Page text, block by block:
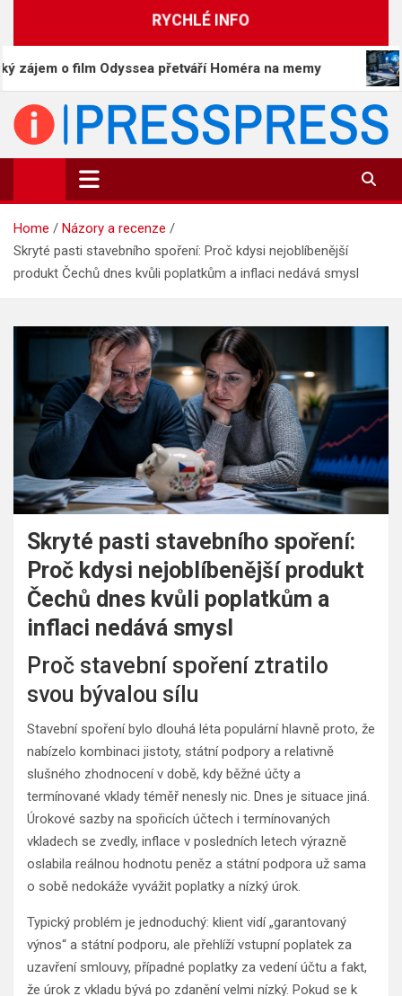
RYCHLÉ INFO
Odyssea přetváří Homéra na memy Čína
PressPress.cz
Vaše zprávy v souvislostech
Home
Názory a recenze
Skryté pasti stavebního spoření: Proč kdysi nejoblíbenější
produkt Čechů dnes kvůli poplatkům a inflaci nedává smysl
Skryté pasti stavebního spoření:
Proč kdysi nejoblíbenější produkt
Čechů dnes kvůli poplatkům a
inflaci nedává smysl
Proč stavební spoření ztratilo
svou bývalou sílu
Stavební spoření bylo dlouhá léta populární hlavně proto, že
nabízelo kombinaci jistoty, státní podpory a relativně
slušného zhodnocení v době, kdy běžné účty a
termínované vklady téměř nenesly nic. Dnes je situace jiná.
Úrokové sazby na spořicích účtech i termínovaných
vkladech se zvedly, inflace v posledních letech výrazně
oslabila reálnou hodnotu peněz a státní podpora už sama
o sobě nedokáže vyvážit poplatky a nízký úrok.
Typický problém je jednoduchý: klient vidí „garantovaný
výnos“ a státní podporu, ale přehlíží vstupní poplatek za
uzavření smlouvy, případné poplatky za vedení účtu a fakt,
že úrok z vkladu bývá po zdanění velmi nízký. Pokud se k